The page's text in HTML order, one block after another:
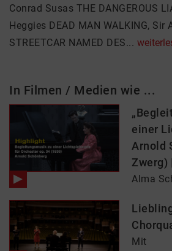
Conrad Susas THE DANGEROUS
Heggies DEAD MAN WALKING, Sir
STREETCAR NAMED DES...
In Filmen / Medien wie ...
einer
Arnold
Zwerg)
Alma
Mit